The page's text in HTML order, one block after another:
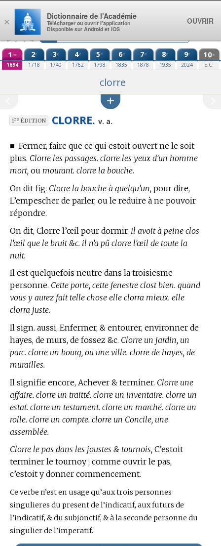
Aller au contenu
1 re
1694
2e
1718
3e
1740
4e
1762
5e
1798
6e
1835
7e
1878
8e
1935
9e
2024
10e
E.C.
clorre
1reÉDITION CLORRE. v. a.
■ Fermer, faire que ce qui estoit ouvert ne le soit
plus. Clorre les passages. clorre les yeux d’un homme
mort, ou mourant. clorre la bouche.
On dit fig. Clorre la bouche à quelqu’un, pour dire,
L’empescher de parler, ou le reduire à ne pouvoir
répondre.
On dit, Clorre l’œil pour dormir. Il avoit à peine clos
l’œil que le bruit &c. il n’a pû clorre l’œil de toute la
nuit.
Il est quelquefois neutre dans la troisiesme
personne. Cette porte, cette fenestre clost bien. quand
vous y aurez fait telle chose elle clorra mieux. elle
clorra juste.
Il sign. aussi, Enfermer, & entourer, environner de
hayes, de murs, de fossez &c. Clorre un jardin, un
parc. clorre un bourg, ou une ville. clorre de hayes, de
murailles.
Il signifie encore, Achever & terminer. Clorre une
affaire. clorre un traitté. clorre un inventaire. clorre un
estat. clorre un testament. clorre un marché. clorre un
rolle. clorre un compte. clorre un Concile, une
assemblée.
Clorre le pas dans les joustes & tournois, C’estoit
terminer le tournoy ; comme ouvrir le pas,
c’estoit y donner commencement.
Conjugaison
:
Ce verbe n’est en usage qu’aux trois personnes
singulieres du present de l’indicatif, aux futurs de
l’indicatif, & du subjonctif, & à la seconde personne du
singulier de l’imperatif.
×
Dictionnaire de l’Académie
Télécharger ou ouvrir l’application
Disponible sur Android et iOS
OUVRIR